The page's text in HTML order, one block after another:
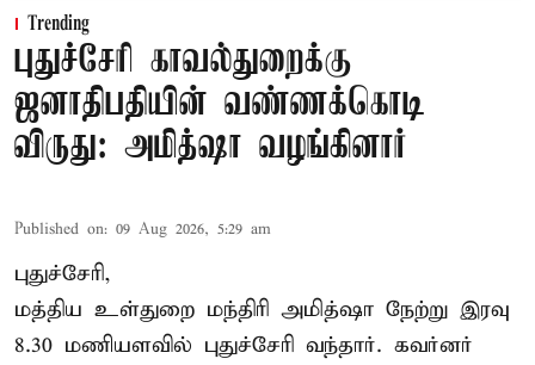
Trending
புதுச்சேரி காவல்துறைக்கு
ஜனாதிபதியின் வண்ணக்கொடி
விருது: அமித்ஷா வழங்கினார்
Published on: 09 Aug 2026, 5:29 am
புதுச்சேரி,
மத்திய உள்துறை மந்திரி அமித்ஷா நேற்று இரவு
8.30 மணியளவில் புதுச்சேரி வந்தார். கவர்னர்